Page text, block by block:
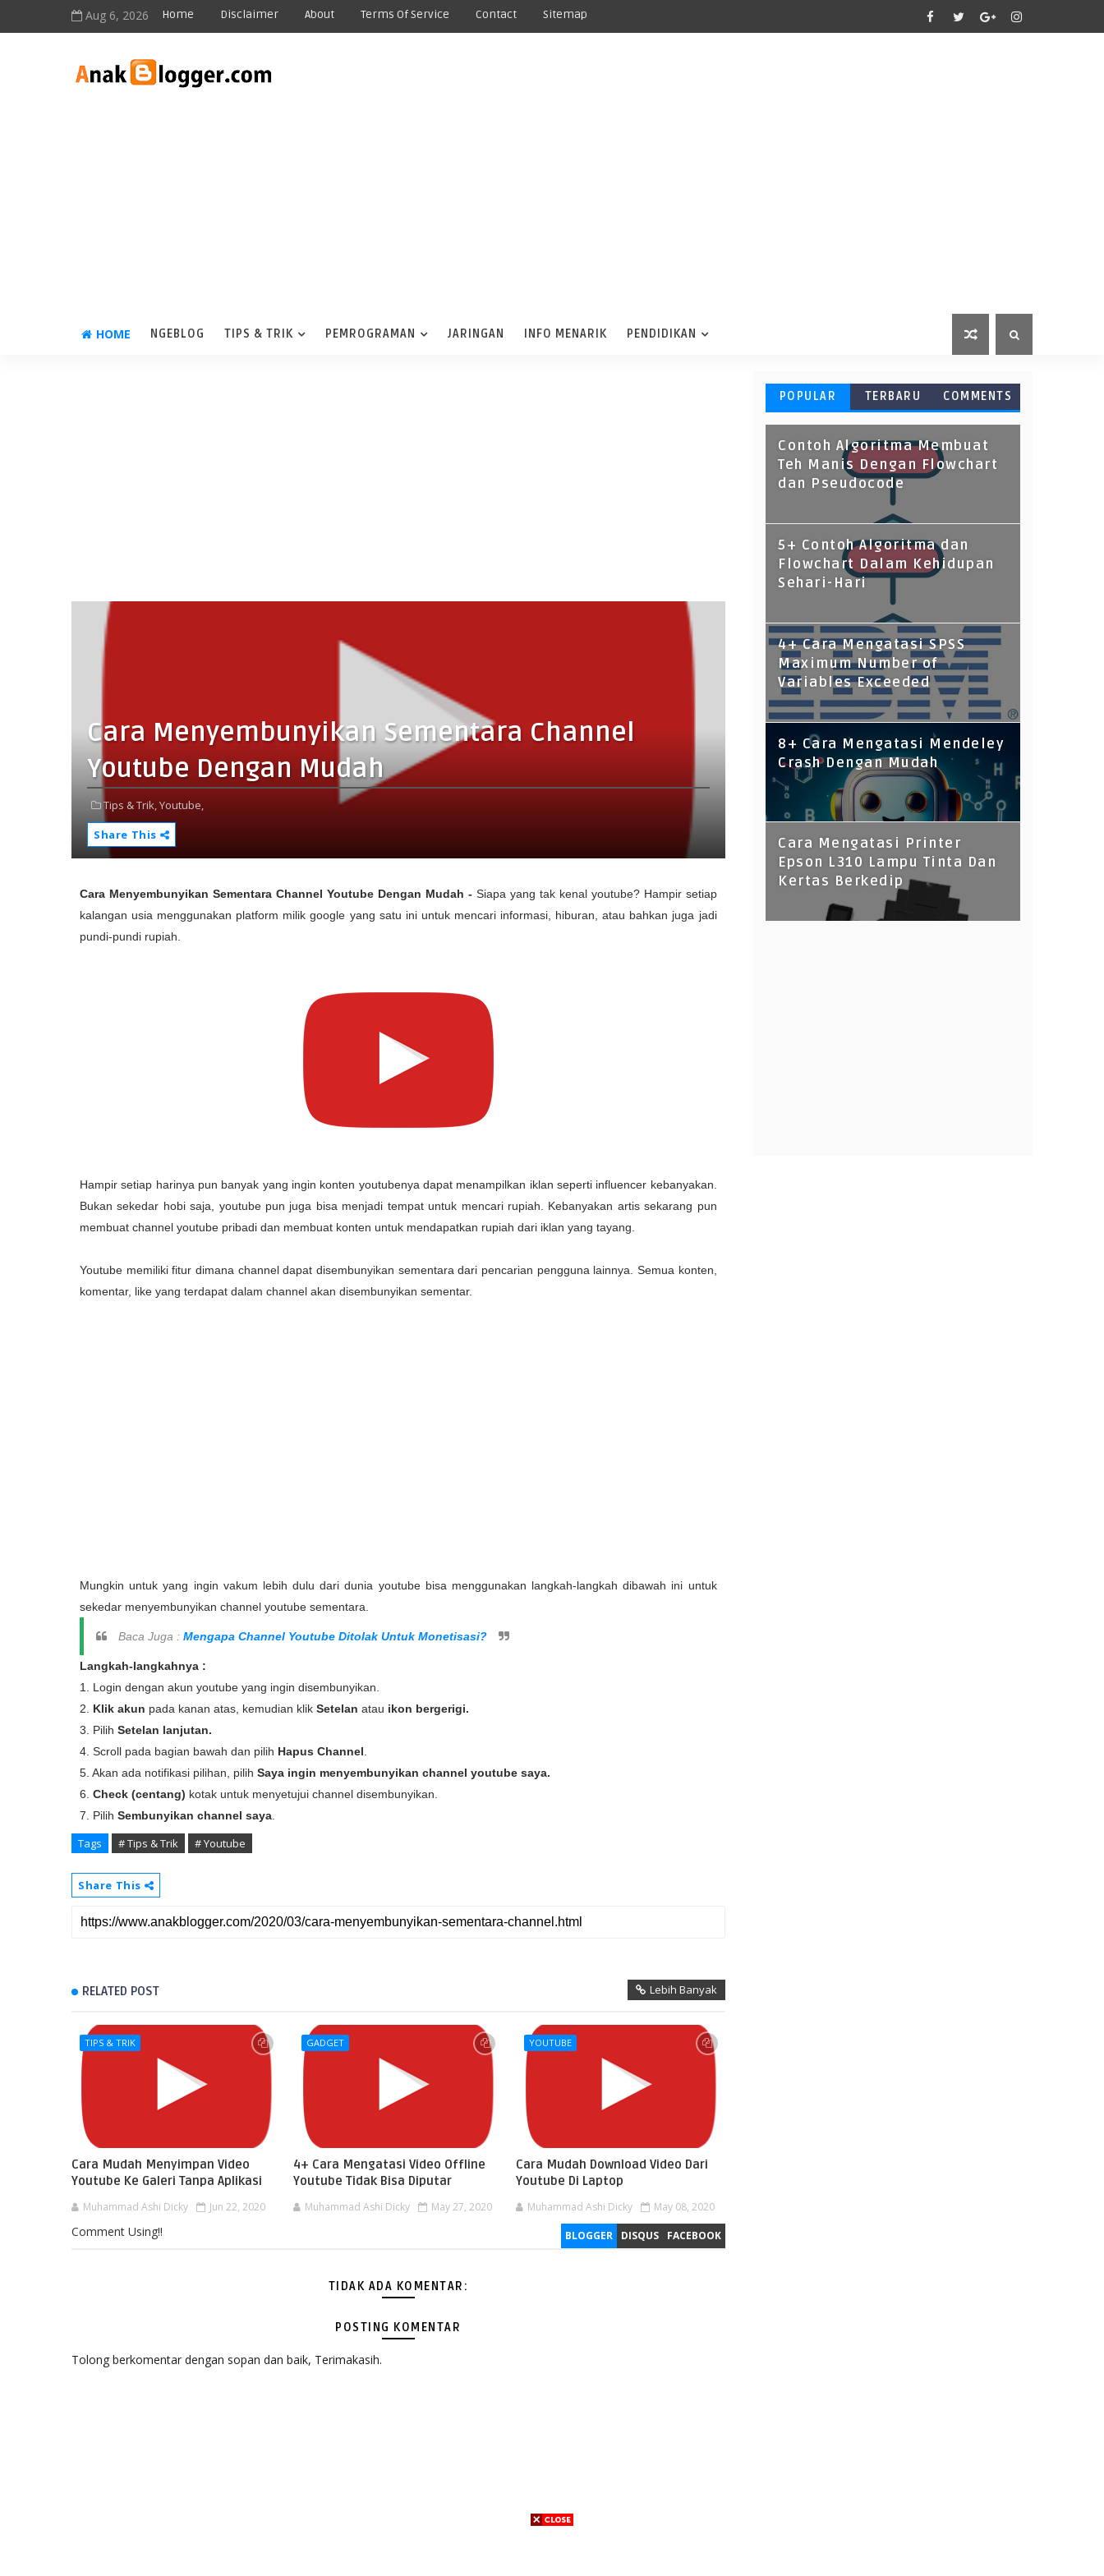
Aug 6, 2026 Home Disclaimer About Terms Of Service Contact Sitemap
HOME NGEBLOG TIPS & TRIK PEMROGRAMAN JARINGAN INFO MENARIK PENDIDIKAN
Cara Menyembunyikan Sementara Channel
Youtube Dengan Mudah
Tips & Trik,Youtube,
Share This
Cara Menyembunyikan Sementara Channel Youtube Dengan Mudah - Siapa yang tak kenal youtube? Hampir setiap
kalangan usia menggunakan platform milik google yang satu ini untuk mencari informasi, hiburan, atau bahkan juga jadi
pundi-pundi rupiah.
Hampir setiap harinya pun banyak yang ingin konten youtubenya dapat menampilkan iklan seperti influencer kebanyakan.
Bukan sekedar hobi saja, youtube pun juga bisa menjadi tempat untuk mencari rupiah. Kebanyakan artis sekarang pun
membuat channel youtube pribadi dan membuat konten untuk mendapatkan rupiah dari iklan yang tayang.
Youtube memiliki fitur dimana channel dapat disembunyikan sementara dari pencarian pengguna lainnya. Semua konten,
komentar, like yang terdapat dalam channel akan disembunyikan sementar.
Mungkin untuk yang ingin vakum lebih dulu dari dunia youtube bisa menggunakan langkah-langkah dibawah ini untuk
sekedar menyembunyikan channel youtube sementara.
Baca Juga : Mengapa Channel Youtube Ditolak Untuk Monetisasi?
Langkah-langkahnya :
1. Login dengan akun youtube yang ingin disembunyikan.
2. Klik akun pada kanan atas, kemudian klik Setelan atau ikon bergerigi.
3. Pilih Setelan lanjutan.
4. Scroll pada bagian bawah dan pilih Hapus Channel
5. Akan ada notifikasi pilihan, pilih Saya ingin menyembunyikan channel youtube saya.
6. Check (centang) kotak untuk menyetujui channel disembunyikan.
7. Pilih Sembunyikan channel saya
Tags # Tips & Trik # Youtube
Share This
RELATED POST Lebih Banyak
TIPS & TRIK
Cara Mudah Menyimpan Video
Youtube Ke Galeri Tanpa Aplikasi
Muhammad Ashi Dicky Jun 22, 2020
GADGET
4+ Cara Mengatasi Video Offline
Youtube Tidak Bisa Diputar
Muhammad Ashi Dicky May 27, 2020
YOUTUBE
Cara Mudah Download Video Dari
Youtube Di Laptop
Muhammad Ashi Dicky May 08, 2020
BLOGGER DISQUS FACEBOOK
Comment Using!!
TIDAK ADA KOMENTAR:
POSTING KOMENTAR
Tolong berkomentar dengan sopan dan baik, Terimakasih.
POPULAR TERBARU COMMENTS
Contoh Algoritma Membuat
Teh Manis Dengan Flowchart
dan Pseudocode
5+ Contoh Algoritma dan
Flowchart Dalam Kehidupan
Sehari-Hari
4+ Cara Mengatasi SPSS
Maximum Number of
Variables Exceeded
8+ Cara Mengatasi Mendeley
Crash Dengan Mudah
Cara Mengatasi Printer
Epson L310 Lampu Tinta Dan
Kertas Berkedip